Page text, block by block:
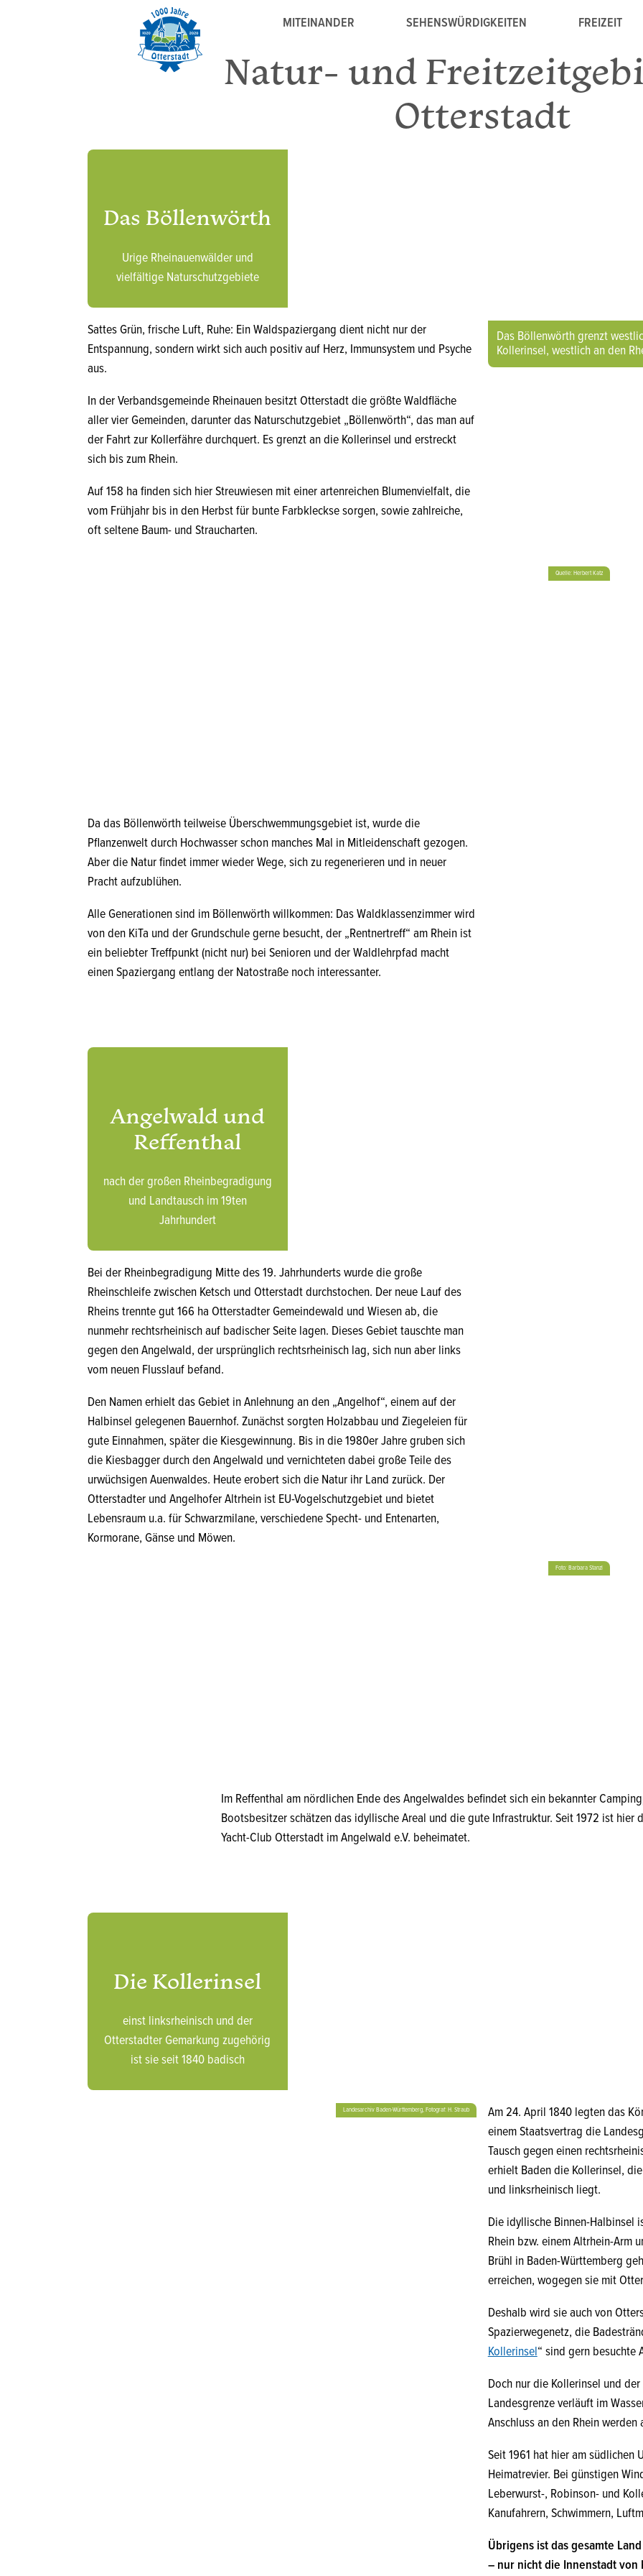
MITEINANDER SEHENSWÜRDIGKEITEN FREIZEIT
Natur- und
Otterstadt
Das Böllenwörth
Urige Rheinauenwälder und
vielfältige Naturschutzgebiete
Das Böllenwörth grenzt
Kollerinsel, westlich an den
Sattes Grün, frische Luft, Ruhe: Ein Waldspaziergang dient nicht nur der
Entspannung, sondern wirkt sich auch positiv auf Herz, Immunsystem und Psyche
aus.
In der Verbandsgemeinde Rheinauen besitzt Otterstadt die größte Waldfläche
aller vier Gemeinden, darunter das Naturschutzgebiet „Böllenwörth“, das man auf
der Fahrt zur Kollerfähre durchquert. Es grenzt an die Kollerinsel und erstreckt
sich bis zum Rhein.
Auf 158 ha finden sich hier Streuwiesen mit einer artenreichen Blumenvielfalt, die
vom Frühjahr bis in den Herbst für bunte Farbkleckse sorgen, sowie zahlreiche,
oft seltene Baum- und Straucharten.
Quelle: Herbert Katz
Da das Böllenwörth teilweise Überschwemmungsgebiet ist, wurde die
Pflanzenwelt durch Hochwasser schon manches Mal in Mitleidenschaft gezogen.
Aber die Natur findet immer wieder Wege, sich zu regenerieren und in neuer
Pracht aufzublühen.
Alle Generationen sind im Böllenwörth willkommen: Das Waldklassenzimmer wird
von den KiTa und der Grundschule gerne besucht, der „Rentnertreff“ am Rhein ist
ein beliebter Treffpunkt (nicht nur) bei Senioren und der Waldlehrpfad macht
einen Spaziergang entlang der Natostraße noch interessanter.
Angelwald und
Reffenthal
nach der großen Rheinbegradigung
und Landtausch im 19ten
Jahrhundert
Bei der Rheinbegradigung Mitte des 19. Jahrhunderts wurde die große
Rheinschleife zwischen Ketsch und Otterstadt durchstochen. Der neue Lauf des
Rheins trennte gut 166 ha Otterstadter Gemeindewald und Wiesen ab, die
nunmehr rechtsrheinisch auf badischer Seite lagen. Dieses Gebiet tauschte man
gegen den Angelwald, der ursprünglich rechtsrheinisch lag, sich nun aber links
vom neuen Flusslauf befand.
Den Namen erhielt das Gebiet in Anlehnung an den „Angelhof“, einem auf der
Halbinsel gelegenen Bauernhof. Zunächst sorgten Holzabbau und Ziegeleien für
gute Einnahmen, später die Kiesgewinnung. Bis in die 1980er Jahre gruben sich
die Kiesbagger durch den Angelwald und vernichteten dabei große Teile des
urwüchsigen Auenwaldes. Heute erobert sich die Natur ihr Land zurück. Der
Otterstadter und Angelhofer Altrhein ist EU-Vogelschutzgebiet und bietet
Lebensraum u.a. für Schwarzmilane, verschiedene Specht- und Entenarten,
Kormorane, Gänse und Möwen.
Foto: Barbara Stanzl
Im Reffenthal am nördlichen Ende des Angelwaldes befindet sich ein bekannter
Bootsbesitzer schätzen das idyllische Areal und die gute Infrastruktur. Seit 1972 ist hier
Yacht-Club Otterstadt im Angelwald e.V. beheimatet.
Die Kollerinsel
einst linksrheinisch und der
Otterstadter Gemarkung zugehörig
ist sie seit 1840 badisch
Landesarchiv Baden-Württemberg, Fotograf: H. Straub
Am 24. April 1840 legten das
einem Staatsvertrag die
Tausch gegen einen
erhielt Baden die Kollerinsel,
und linksrheinisch liegt.
Die idyllische Binnen-Halbinsel
Rhein bzw. einem Altrhein-Arm
Brühl in Baden-Württemberg
erreichen, wogegen sie mit
Deshalb wird sie auch von
Spazierwegenetz, die
Kollerinsel“ sind gern besuchte
Doch nur die Kollerinsel und
Landesgrenze verläuft im
Anschluss an den Rhein
Seit 1961 hat hier am südlichen
Heimatrevier. Bei günstigen
Leberwurst-, Robinson- und
Kanufahrern, Schwimmern,
Übrigens ist das gesamte
– nur nicht die Innenstadt von